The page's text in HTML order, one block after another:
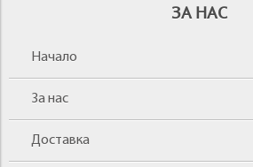
ЗА НАС
Начало
За нас
Доставка